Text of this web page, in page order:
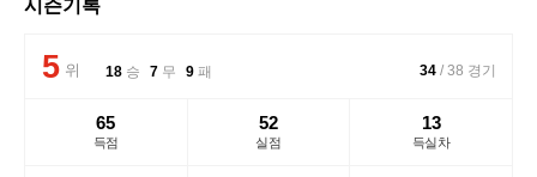
시즌기록
5 위 승
18 무
7 패
9
득점
65
실점
52
득실차
13
34 / 38 경기